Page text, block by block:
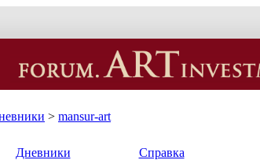
> mansur-art
Дневники Справка